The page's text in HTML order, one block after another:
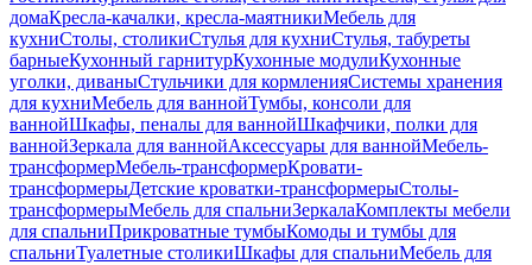
домаКресла-качалки, кресла-маятникиМебель для
кухниСтолы, столикиСтулья для кухниСтулья, табуреты
барныеКухонный гарнитурКухонные модулиКухонные
уголки, диваныСтульчики для кормленияСистемы хранения
для кухниМебель для ваннойТумбы, консоли для
ваннойШкафы, пеналы для ваннойШкафчики, полки для
ваннойЗеркала для ваннойАксессуары для ваннойМебель-
трансформерМебель-трансформерКровати-
трансформерыДетские кроватки-трансформерыСтолы-
трансформерыМебель для спальниЗеркалаКомплекты мебели
для спальниПрикроватные тумбыКомоды и тумбы для
спальниТуалетные столикиШкафы для спальниМебель для